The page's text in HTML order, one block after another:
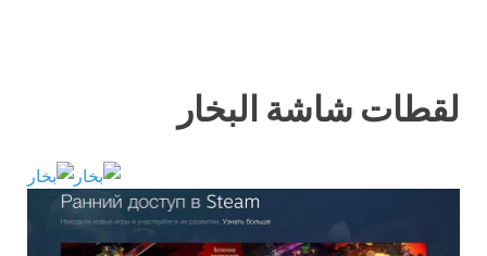
لقطات شاشة البخار